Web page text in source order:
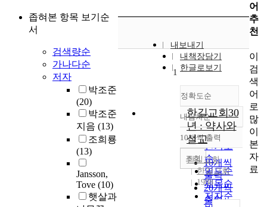
좁혀본 항목 보기순
서
검색량순
가나다순
저자
박조준
(20)
박조준
지음 (13)
조희룡
(13)
Jansson,
Tove (10)
햇살과
내보내기
내책장담기
한글로보기
정확도순
정확도
순
인기도
순
연도순
제목순
저자순
내림차순
내림차순
10개씩 출력
10개씩
출력
20개씩
출력
조회
1
한길교회30
년 : 약사와
설교
한길교회
한길교회
1988
어
추
천
이
검
색
어
로
많
이
본
자
료